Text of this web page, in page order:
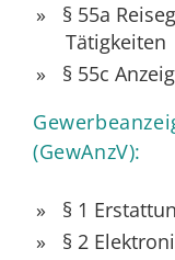
§ 55a
Tätigkeiten
§ 55c
(GewAnzV):
§ 1
§ 2